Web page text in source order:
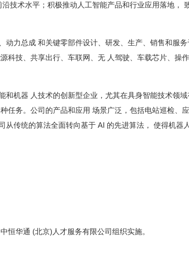
技术水平；积极推动人工智能产品和行业应用落地，
动力总成 和关键零部件设计、研发、生产、销售和服
科技、共享出行、车联网、无 人驾驶、车载芯片、操
和机器 人技术的创新型企业，尤其在具身智能技术领
任务。公司的产品和应用 场景广泛，包括电站巡检、
传统的算法全面转向基于 AI 的先进算法， 使得机器
华通 (北京)人才服务有限公司组织实施。